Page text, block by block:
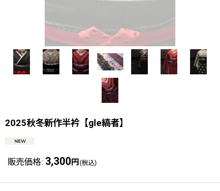
2025秋冬新作半衿【gle縞者】
販売価格: 3,300 円 (税込)